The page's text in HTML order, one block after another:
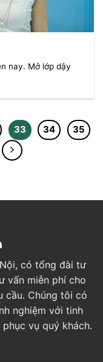
nay. Mở lớp dậy
33 34
35
có tổng đài tư
vấn miễn phí cho
cầu. Chúng tôi có
nghiệm với tinh
vụ quý khách.